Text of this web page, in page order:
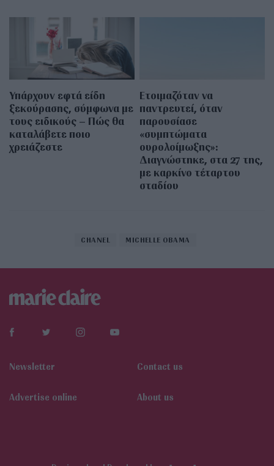
Υπάρχουν εφτά είδη
ξεκούρασης, σύμφωνα με
τους ειδικούς – Πώς θα
καταλάβετε ποιο
χρειάζεστε
Ετοιμαζόταν να
παντρευτεί, όταν
παρουσίασε
«συμπτώματα
ουρολοίμωξης»:
Διαγνώστηκε, στα 27 της,
με καρκίνο τέταρτου
σταδίου
CHANEL MICHELLE OBAMA
Newsletter Contact us
Αdvertise online About us